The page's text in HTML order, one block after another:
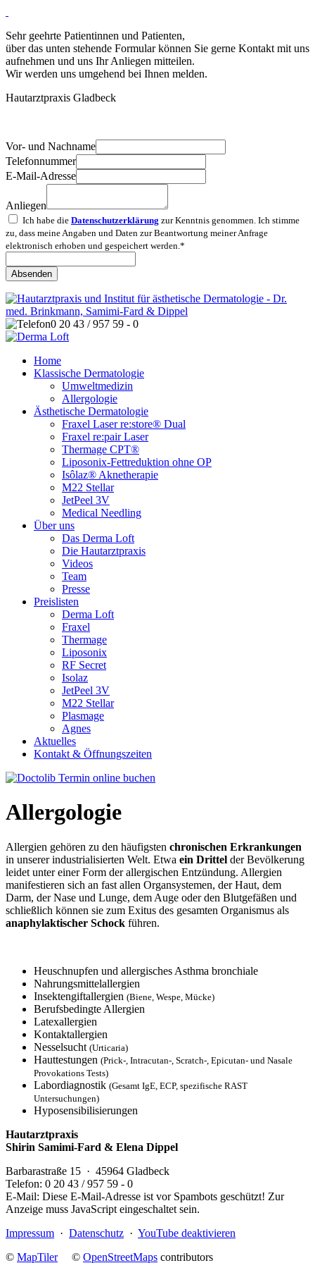
Sehr geehrte Patientinnen und Patienten,
über das unten stehende Formular können Sie gerne Kontakt mit uns
aufnehmen und uns Ihr Anliegen mitteilen.
Wir werden uns umgehend bei Ihnen melden.
Hautarztpraxis Gladbeck
Vor- und Nachname
Telefonnummer
E-Mail-Adresse
Anliegen
Ich habe die Datenschutzerklärung zur Kenntnis genommen. Ich stimme
zu, dass meine Angaben und Daten zur Beantwortung meiner Anfrage
elektronisch erhoben und gespeichert werden.*
Absenden
0 20 43 / 957 59 - 0
Home
Klassische Dermatologie
Umweltmedizin
Allergologie
Ästhetische Dermatologie
Fraxel Laser re:store® Dual
Fraxel re:pair Laser
Thermage CPT®
Liposonix-Fettreduktion ohne OP
Isôlaz® Aknetherapie
M22 Stellar
JetPeel 3V
Medical Needling
Über uns
Das Derma Loft
Die Hautarztpraxis
Videos
Team
Presse
Preislisten
Derma Loft
Fraxel
Thermage
Liposonix
RF Secret
Isolaz
JetPeel 3V
M22 Stellar
Plasmage
Agnes
Aktuelles
Kontakt & Öffnungszeiten
Termin online buchen
Allergologie
Allergien gehören zu den häufigsten chronischen Erkrankungen
in unserer industrialisierten Welt. Etwa ein Drittel der Bevölkerung
leidet unter einer Form der allergischen Entzündung. Allergien
manifestieren sich an fast allen Organsystemen, der Haut, dem
Darm, der Nase und Lunge, dem Auge oder den Blutgefäßen und
schließlich können sie zum Exitus des gesamten Organismus als
anaphylaktischer Schock führen.
Heuschnupfen und allergisches Asthma bronchiale
Nahrungsmittelallergien
Insektengiftallergien (Biene, Wespe, Mücke)
Berufsbedingte Allergien
Latexallergien
Kontaktallergien
Nesselsucht (Urticaria)
Hauttestungen (Prick-, Intracutan-, Scratch-, Epicutan- und Nasale
Provokations Tests)
Labordiagnostik (Gesamt IgE, ECP, spezifische RAST
Untersuchungen)
Hyposensibilisierungen
Hautarztpraxis
Shirin Samimi-Fard & Elena Dippel
Barbarastraße 15 · 45964 Gladbeck
Telefon: 0 20 43 / 957 59 - 0
E-Mail: Diese E-Mail-Adresse ist vor Spambots geschützt! Zur
Anzeige muss JavaScript eingeschaltet sein.
Impressum · Datenschutz · YouTube deaktivieren
© MapTiler© OpenStreetMaps contributors